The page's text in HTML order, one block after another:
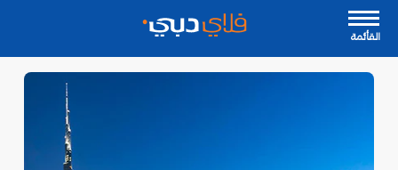
القأئمة